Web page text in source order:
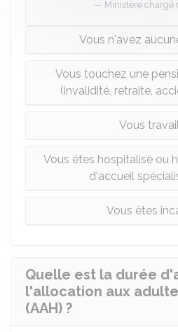
Ministère chargé
Vous n'avez
Vous touchez une
(invalidité, retraite,
Vous
Vous êtes hospitalisé ou
d'accueil
Vous êtes
Quelle est la durée
l'allocation aux
(AAH) ?